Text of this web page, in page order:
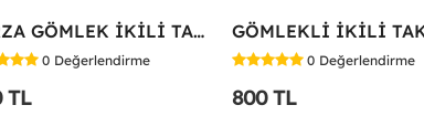
TARZA GÖMLEK İKİLİ TAKIM Lacivert
0 Değerlendirme
TL
0 Değerlendirme
800 TL